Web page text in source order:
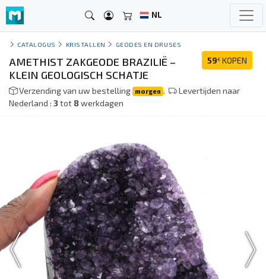
NL
CATALOGUS KRISTALLEN GEODES EN DRUSES
59€ KOPEN
AMETHIST ZAKGEODE BRAZILIË –
KLEIN GEOLOGISCH SCHATJE
Verzending van uw bestelling morgen .
Levertijden naar
Nederland : 3tot 8werkdagen